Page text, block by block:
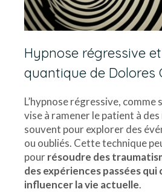
Hypnose régressive
quantique de Dolores
L’hypnose régressive, comme
vise à ramener le patient à
souvent pour explorer des
ou oubliés. Cette technique
pourrésoudre des
des expériences passées
influencer la vie actuelle.